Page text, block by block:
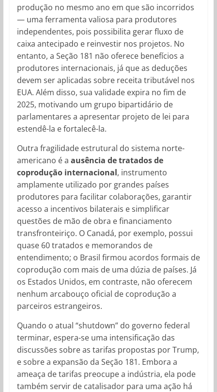
produção no mesmo ano em que são incorridos
— uma ferramenta valiosa para produtores
independentes, pois possibilita gerar fluxo de
caixa antecipado e reinvestir nos projetos. No
entanto, a Seção 181 não oferece benefícios a
produtores internacionais, já que as deduções
devem ser aplicadas sobre receita tributável nos
EUA. Além disso, sua validade expira no fim de
2025, motivando um grupo bipartidário de
parlamentares a apresentar projeto de lei para
estendê-la e fortalecê-la.
Outra fragilidade estrutural do sistema norte-
americano é a ausência de tratados de
coprodução internacional, instrumento
amplamente utilizado por grandes países
produtores para facilitar colaborações, garantir
acesso a incentivos bilaterais e simplificar
questões de mão de obra e financiamento
transfronteiriço. O Canadá, por exemplo, possui
quase 60 tratados e memorandos de
entendimento; o Brasil firmou acordos formais de
coprodução com mais de uma dúzia de países. Já
os Estados Unidos, em contraste, não oferecem
nenhum arcabouço oficial de coprodução a
parceiros estrangeiros.
Quando o atual “shutdown” do governo federal
terminar, espera-se uma intensificação das
discussões sobre as tarifas propostas por Trump,
e sobre a expansão da Seção 181. Embora a
ameaça de tarifas preocupe a indústria, ela pode
também servir de catalisador para uma ação há